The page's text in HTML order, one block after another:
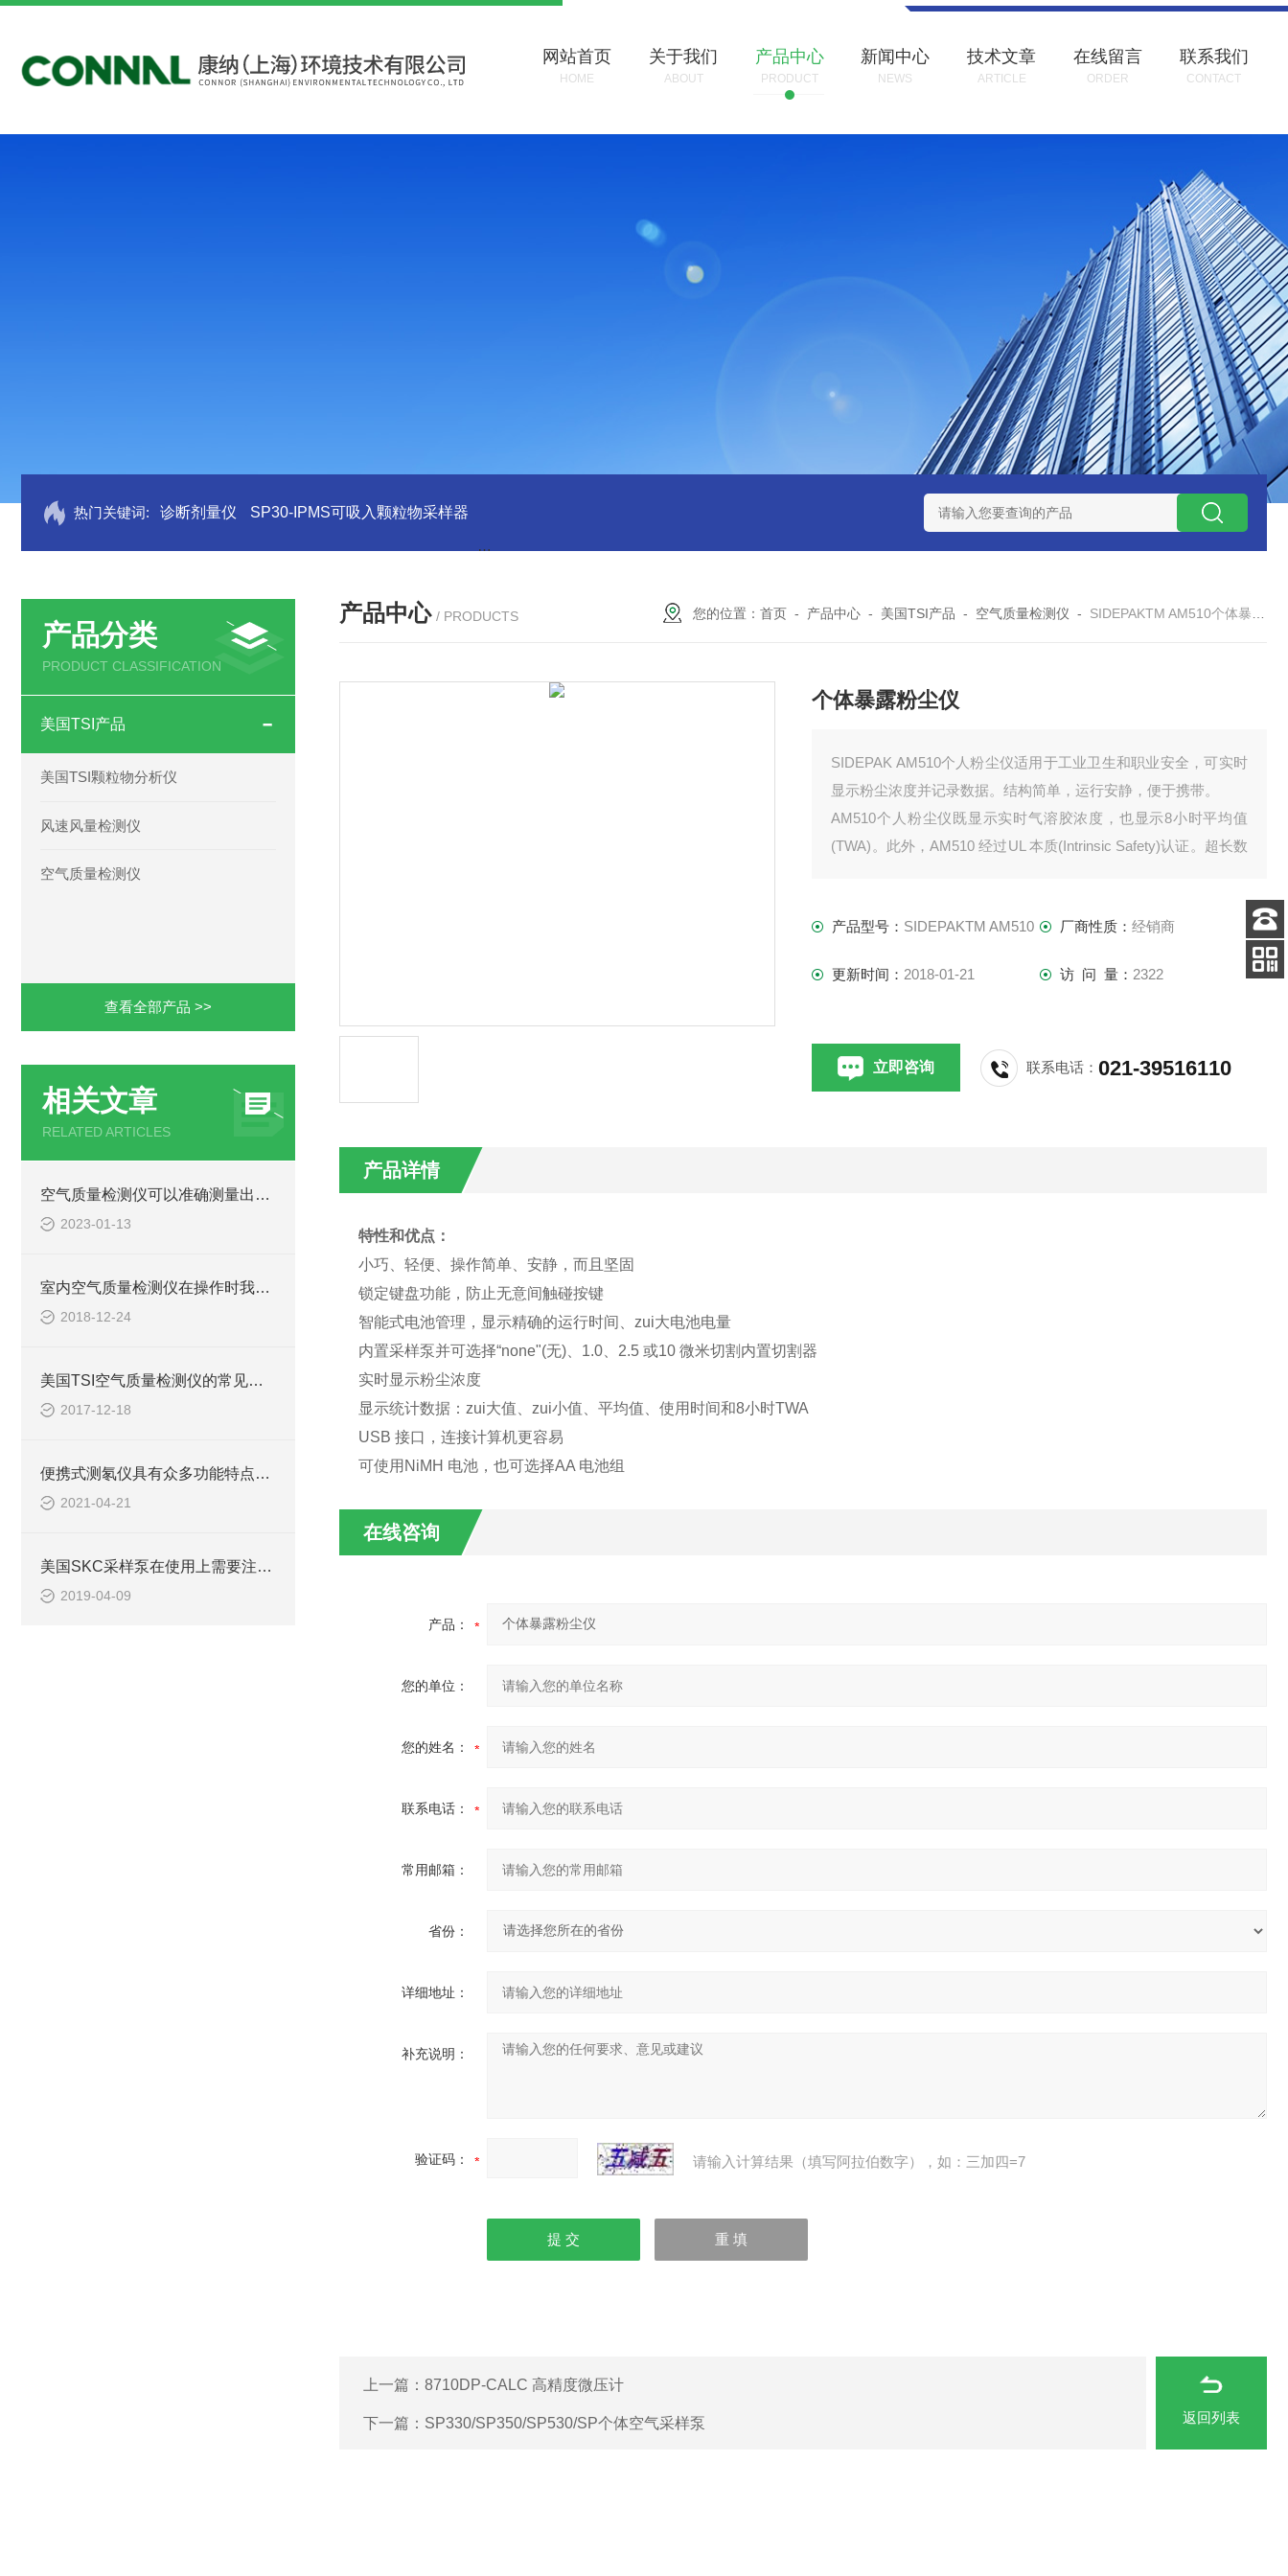
网站首页
HOME
关于我们
ABOUT
产品中心
PRODUCT
新闻中心
NEWS
技术文章
ARTICLE
在线留言
ORDER
联系我们
CONTACT
热门关键词: 诊断剂量仪 SP30-IPMS可吸入颗粒物采样器 CQB300数字恒流矿用防爆个体空气采样器 CQB1500数字恒流防爆矿用
产品分类
PRODUCT CLASSIFICATION
美国TSI产品
美国TSI颗粒物分析仪
风速风量检测仪
空气质量检测仪
查看全部产品 >>
相关文章
RELATED ARTICLES
空气质量检测仪可以准确测量出污染气体的浓度大小
2023-01-13
室内空气质量检测仪在操作时我们需要哪些要求
2018-12-24
美国TSI空气质量检测仪的常见检测方法
2017-12-18
便携式测氡仪具有众多功能特点，你知道几点？
2021-04-21
美国SKC采样泵在使用上需要注意些什么事项？
2019-04-09
产品中心 / PRODUCTS 您的位置：首页 - 产品中心 - 美国TSI产品 - 空气质量检测仪 - SIDEPAKTM AM510个体暴露粉尘仪
个体暴露粉尘仪
SIDEPAK AM510个人粉尘仪适用于工业卫生和职业安全，可实时
显示粉尘浓度并记录数据。结构简单，运行安静，便于携带。
AM510个人粉尘仪既显示实时气溶胶浓度，也显示8小时平均值
(TWA)。此外，AM510 经过UL 本质(Intrinsic Safety)认证。超长数
产品型号： SIDEPAKTM AM510 厂商性质： 经销商
更新时间： 2018-01-21 访 问 量： 2322
立即咨询 联系电话：021-39516110
产品详情
特性和优点：
小巧、轻便、操作简单、安静，而且坚固
锁定键盘功能，防止无意间触碰按键
智能式电池管理，显示精确的运行时间、zui大电池电量
内置采样泵并可选择“none"(无)、1.0、2.5 或10 微米切割内置切割器
实时显示粉尘浓度
显示统计数据：zui大值、zui小值、平均值、使用时间和8小时TWA
USB 接口，连接计算机更容易
可使用NiMH 电池，也可选择AA 电池组
在线咨询
产品：
您的单位：
您的姓名：
联系电话：
常用邮箱：
省份：
详细地址：
补充说明：
验证码： 请输入计算结果（填写阿拉伯数字），如：三加四=7
上一篇： 8710DP-CALC 高精度微压计
下一篇： SP330/SP350/SP530/SP个体空气采样泵 返回列表
客服
电话